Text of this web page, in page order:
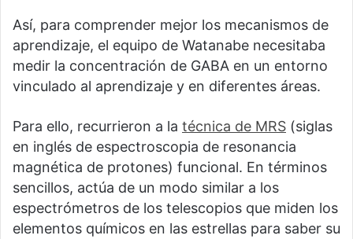
Así, para comprender mejor los mecanismos de
aprendizaje, el equipo de Watanabe necesitaba
medir la concentración de GABA en un entorno
vinculado al aprendizaje y en diferentes áreas.
Para ello, recurrieron a la técnica de MRS (siglas
en inglés de espectroscopia de resonancia
magnética de protones) funcional. En términos
sencillos, actúa de un modo similar a los
espectrómetros de los telescopios que miden los
elementos químicos en las estrellas para saber su